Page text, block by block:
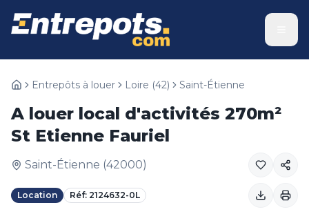
Entrepôts à louer Loire (42) Saint-Étienne
A louer local d'activités 270m²
St Etienne Fauriel
Saint-Étienne (42000)
Location Réf: 2124632-0L